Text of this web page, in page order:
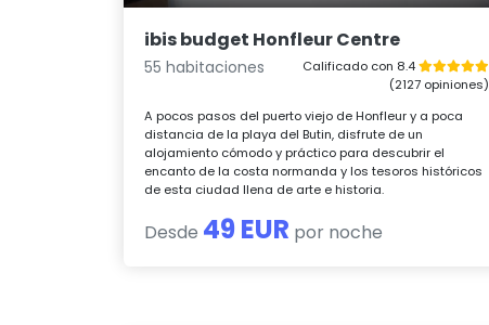
ibis budget Honfleur Centre
55 habitaciones
Calificado con 8.4
(2127 opiniones)
A pocos pasos del puerto viejo de Honfleur y a poca
distancia de la playa del Butin, disfrute de un
alojamiento cómodo y práctico para descubrir el
encanto de la costa normanda y los tesoros históricos
de esta ciudad llena de arte e historia.
Desde 49 EUR por noche